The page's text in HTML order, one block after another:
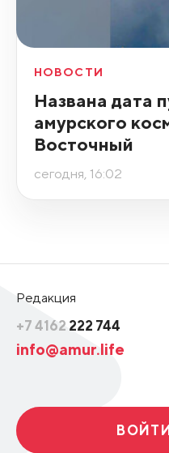
НОВОСТИ
Названа дата
амурского
Восточный
сегодня, 16:02
Редакция
+7 4162 222 744
info@amur.life